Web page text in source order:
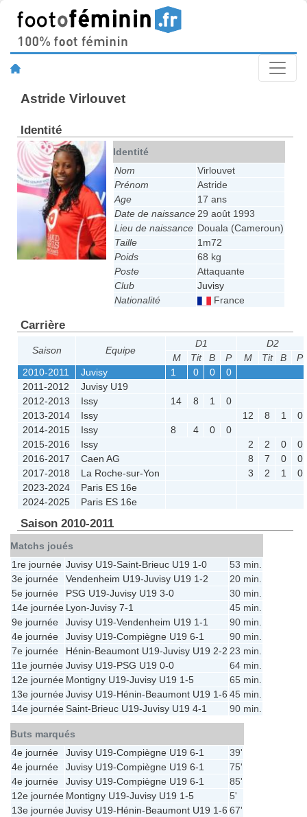
Astride Virlouvet
Identité
Identité
Nom
Virlouvet
Prénom
Astride
Age
17 ans
Date de naissance 29 août 1993
Lieu de naissance Douala (Cameroun)
Taille
1m72
Poids
68 kg
Poste
Attaquante
Club
Juvisy
Nationalité
France
Carrière
Saison Equipe
D1
D2
M
Tit B P M Tit B
P
2010-2011
Juvisy 1 0 0
0
2011-2012
Juvisy U19
2012-2013
Issy 14 8 1
0
2013-2014
Issy 12 8 1
0
2014-2015
Issy 8 4 0
0
2015-2016
Issy 2 2 0
0
2016-2017
Caen AG 8 7 0
0
2017-2018
La Roche-sur-Yon 3 2 1
0
2023-2024
Paris ES 16e
2024-2025
Paris ES 16e
Saison 2010-2011
Matchs joués
1re journée Juvisy U19-Saint-Brieuc U19 1-0
53 min.
3e journée
Vendenheim U19-Juvisy U19 1-2
20 min.
5e journée
PSG U19-Juvisy U19 3-0
30 min.
14e journée Lyon-Juvisy 7-1
45 min.
9e journée
Juvisy U19-Vendenheim U19 1-1
90 min.
4e journée
Juvisy U19-Compiègne U19 6-1
90 min.
7e journée
Hénin-Beaumont U19-Juvisy U19 2-2 23 min.
11e journée Juvisy U19-PSG U19 0-0
64 min.
12e journée Montigny U19-Juvisy U19 1-5
65 min.
13e journéeJuvisy U19-Hénin-Beaumont U19 1-6 45 min.
14e journéeSaint-Brieuc U19-Juvisy U19 4-1 90 min.
Buts marqués
4e journée
Juvisy U19-Compiègne U19 6-1
39'
4e journée
Juvisy U19-Compiègne U19 6-1
75'
4e journée
Juvisy U19-Compiègne U19 6-1
85'
12e journée Montigny U19-Juvisy U19 1-5
5'
13e journéeJuvisy U19-Hénin-Beaumont U19 1-6 67'